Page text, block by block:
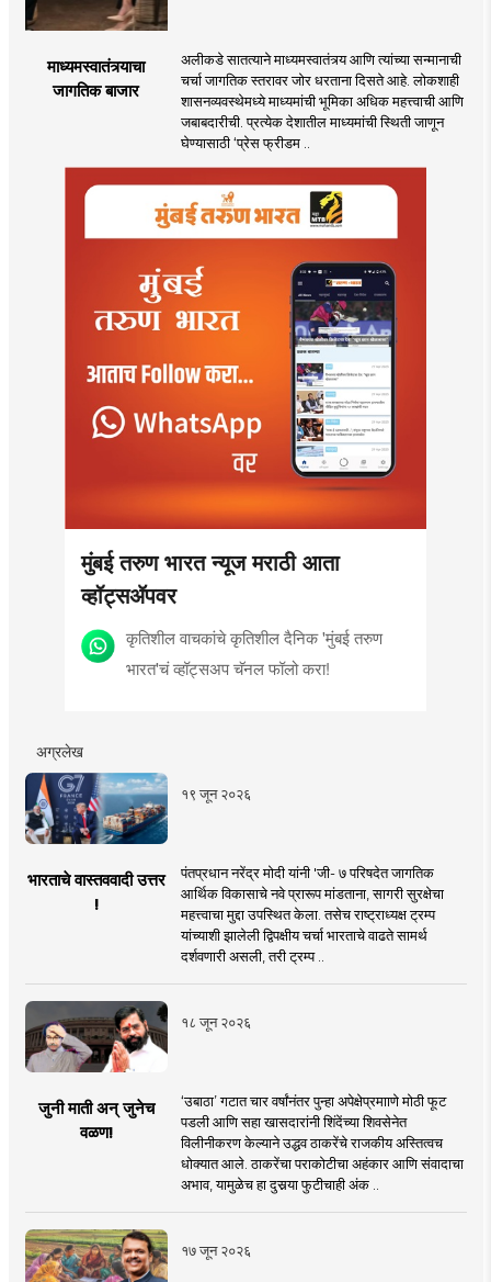
माध्यमस्वातंत्र्याचा
जागतिक बाजार
अलीकडे सातत्याने माध्यमस्वातंत्र्य आणि त्यांच्या सन्मानाची
चर्चा जागतिक स्तरावर जोर धरताना दिसते आहे. लोकशाही
शासनव्यवस्थेमध्ये माध्यमांची भूमिका अधिक महत्त्वाची आणि
जबाबदारीची. प्रत्येक देशातील माध्यमांची स्थिती जाणून
घेण्यासाठी ‌‘प्रेस फ्रीडम ..
मुंबई तरुण भारत न्यूज मराठी आता
व्हॉट्सॲपवर
कृतिशील वाचकांचे कृतिशील दैनिक 'मुंबई तरुण
भारत'चं व्हॉट्सअप चॅनल फॉलो करा!
अग्रलेख
१९ जून २०२६
भारताचे वास्तववादी उत्तर
!
पंतप्रधान नरेंद्र मोदी यांनी 'जी- ७ परिषदेत जागतिक
आर्थिक विकासाचे नवे प्रारूप मांडताना, सागरी सुरक्षेचा
महत्त्वाचा मुद्दा उपस्थित केला. तसेच राष्ट्राध्यक्ष ट्रम्प
यांच्याशी झालेली द्विपक्षीय चर्चा भारताचे वाढते सामर्थ
दर्शवणारी असली, तरी ट्रम्प ..
१८ जून २०२६
जुनी माती अन् जुनेच
वळण!
‘उबाठा’ गटात चार वर्षांनंतर पुन्हा अपेक्षेप्रमााणे मोठी फूट
पडली आणि सहा खासदारांनी शिंदेंच्या शिवसेनेत
विलीनीकरण केल्याने उद्धव ठाकरेंचे राजकीय अस्तित्वच
धोक्यात आले. ठाकरेंचा पराकोटीचा अहंकार आणि संवादाचा
अभाव, यामुळेच हा दुसर्‍या फुटीचाही अंक ..
१७ जून २०२६